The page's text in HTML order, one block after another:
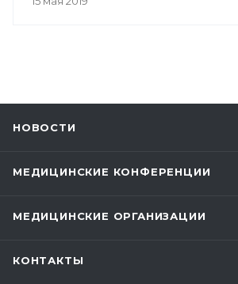
НОВОСТИ
МЕДИЦИНСКИЕ КОНФЕРЕНЦИИ
МЕДИЦИНСКИЕ ОРГАНИЗАЦИИ
КОНТАКТЫ